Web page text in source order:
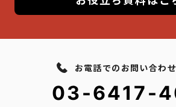
お電話でのお問い合わ
03-6417-